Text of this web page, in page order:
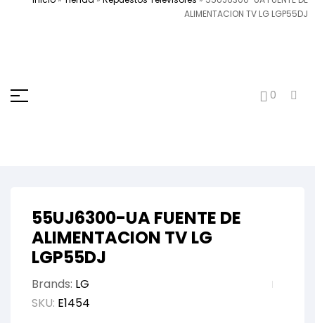
ALIMENTACION TV LG LGP55DJ
0
55UJ6300-UA FUENTE DE
ALIMENTACION TV LG
LGP55DJ
Brands: LG
SKU: E1454